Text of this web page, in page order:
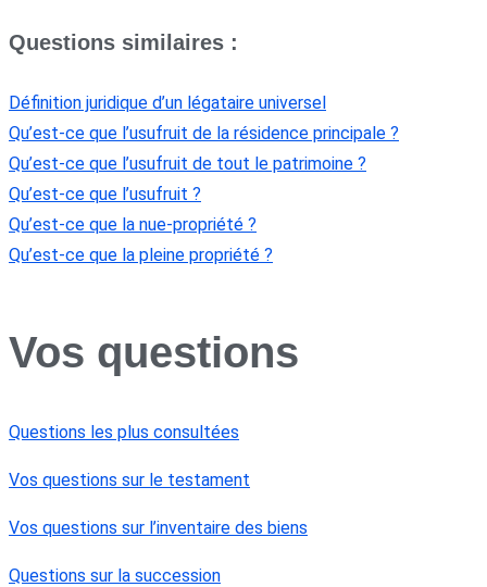
Questions similaires :
Définition juridique d’un légataire universel
Qu’est-ce que l’usufruit de la résidence principale ?
Qu’est-ce que l’usufruit de tout le patrimoine ?
Qu’est-ce que l’usufruit ?
Qu’est-ce que la nue-propriété ?
Qu’est-ce que la pleine propriété ?
Vos questions
Questions les plus consultées
Vos questions sur le testament
Vos questions sur l’inventaire des biens
Questions sur la succession